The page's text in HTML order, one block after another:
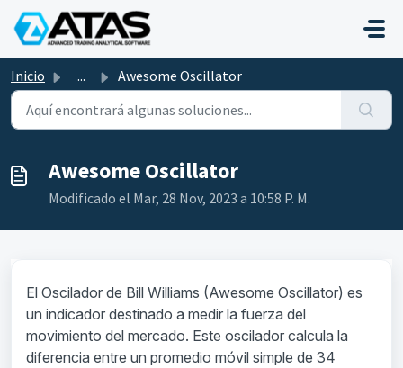
Saltar al contenido principal
Inicio ... Awesome Oscillator
Awesome Oscillator
Modificado el Mar, 28 Nov, 2023 a 10:58 P. M.
El Oscilador de Bill Williams (Awesome Oscillator) es
un indicador destinado a medir la fuerza del
movimiento del mercado. Este oscilador calcula la
diferencia entre un promedio móvil simple de 34